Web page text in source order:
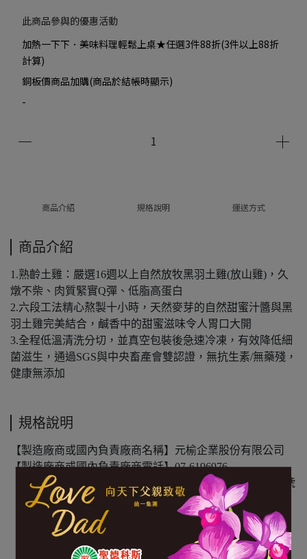
此商品參與的優惠活動
加熱一下下．美味料理輕鬆上桌★任選3件88折(3件以上88折
計算)
銅板價商品加購(商品於結帳時顯示)
-
商品介紹 規格說明 運送方式
商品介紹
1.熟齡土雞：嚴選16週以上自然放牧黑羽土雞(放山雞)，久
燉不柴、肉質緊實Q彈、低脂高蛋白
2.六段工法精心熬製十小時，天然麥芽的自然甜蜜汁醬與黑
羽土雞完美結合，鹹香中的甜蜜滋味令人胃口大開
3.全程低溫清洗分切，並真空包裝後急速冷凍，有效降低細
菌滋生，通過SGS與中央畜產會雙認證，無抗生素/無藥殘，
健康無添加
規格說明
【製造廠商或國內負責廠商名稱】元榆企業股份有限公司
【製造廠商或國內負責廠商電話】07-6196976
【製造廠商或國內負責廠商地址】高雄市彌陀區國校路12號
【食品業者登錄字號】E-159549004-00015-4
【投保產品責任險公司與字號】南山產物22A0054362
【食物過敏原標示】本產品含大豆、含麩質之穀物
【內容物成份】黑羽土雞、釀造醬油、糖、麥芽、糖(糖、